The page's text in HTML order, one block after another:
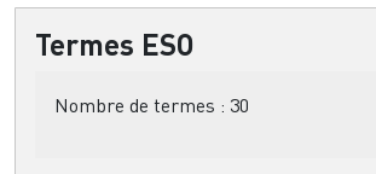
Termes ESO
Nombre de termes : 30